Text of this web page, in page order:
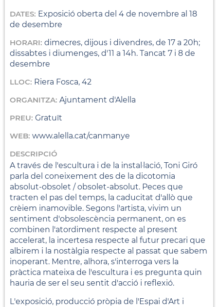
DATES: Exposició oberta del 4 de novembre al 18
de desembre
HORARI: dimecres, dijous i divendres, de 17 a 20h;
dissabtes i diumenges, d'11 a 14h. Tancat 7 i 8 de
desembre
LLOC: Riera Fosca, 42
ORGANITZA: Ajuntament d'Alella
PREU: Gratuït
WEB: www.alella.cat/canmanye
DESCRIPCIÓ
A través de l'escultura i de la instal·lació, Toni Giró
parla del coneixement des de la dicotomia
absolut-obsolet / obsolet-absolut. Peces que
tracten el pas del temps, la caducitat d'allò que
crèiem inamovible. Segons l'artista, vivim un
sentiment d'obsolescència permanent, on es
combinen l'atordiment respecte al present
accelerat, la incertesa respecte al futur precari que
albirem i la nostàlgia respecte al passat que sabem
inoperant. Mentre, alhora, s'interroga vers la
pràctica mateixa de l'escultura i es pregunta quin
hauria de ser el seu sentit d'acció i reflexió.
L'exposició, producció pròpia de l'Espai d'Art i